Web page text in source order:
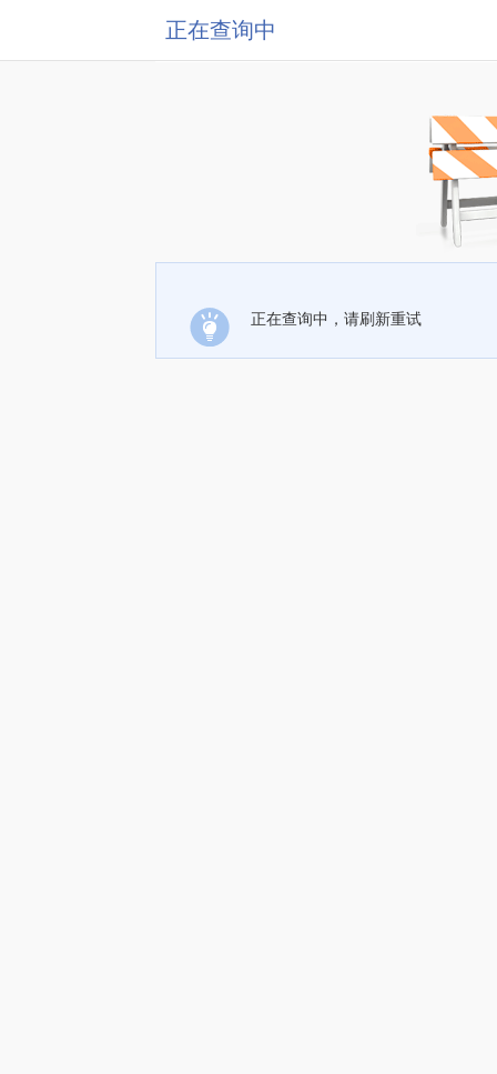
正在查询中
正在查询中，请刷新重试